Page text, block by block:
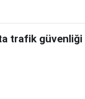
trafik güvenliği